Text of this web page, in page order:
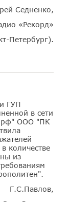
Седненко,
«Рекорд»
Петербург).
ГУП
в сети
ООО "ПК
количестве
из
Г.С.Павлов,